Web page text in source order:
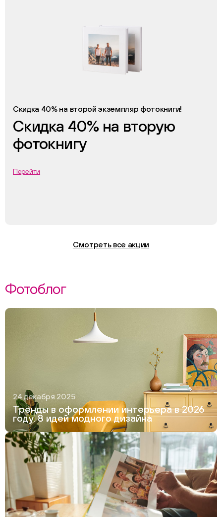
Скидка 40% на второй экземпляр фотокниги!
Скидка 40% на вторую
фотокнигу
Перейти
Смотреть все акции
Фотоблог
24 декабря 2025
Тренды в оформлении интерьера в 2026
году. 8 идей модного дизайна